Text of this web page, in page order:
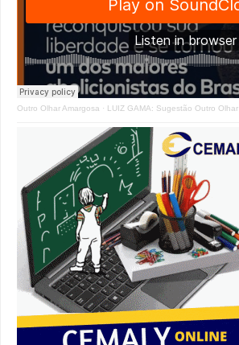
Outro Olhar Amargosa · LUIZ GAMA: Sugestão Outro Olhar